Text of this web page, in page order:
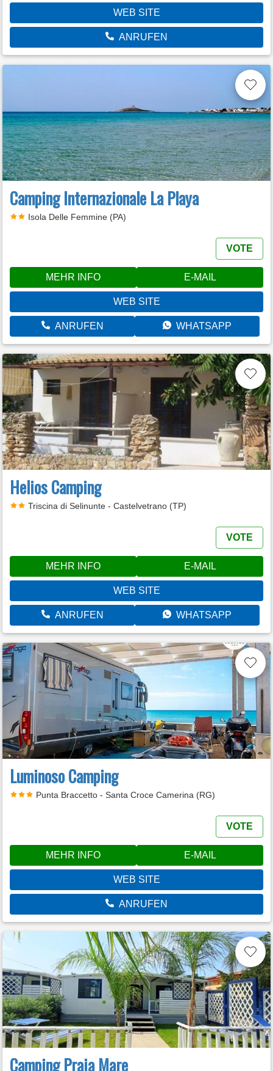
WEB SITE
ANRUFEN
Camping Internazionale La Playa
Isola Delle Femmine (PA)
VOTE
MEHR INFO E-MAIL
WEB SITE
ANRUFEN WHATSAPP
Helios Camping
Triscina di Selinunte - Castelvetrano (TP)
VOTE
MEHR INFO E-MAIL
WEB SITE
ANRUFEN WHATSAPP
Luminoso Camping
Punta Braccetto - Santa Croce Camerina (RG)
VOTE
MEHR INFO E-MAIL
WEB SITE
ANRUFEN
Camping Praia Mare